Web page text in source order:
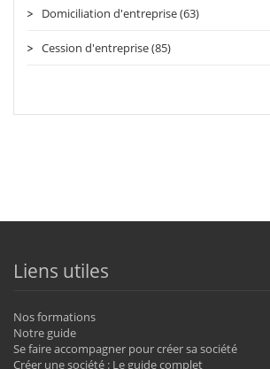
Domiciliation d'entreprise (63)
Cession d'entreprise (85)
Liens utiles
Nos formations
Notre guide
Se faire accompagner pour créer sa société
Créer une société : Le guide complet